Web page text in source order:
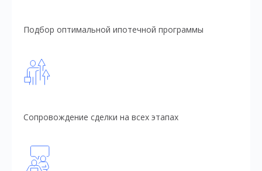
Подбор оптимальной ипотечной программы
Сопровождение сделки на всех этапах